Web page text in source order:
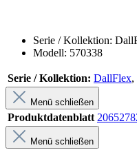
Serie / Kollektion:
Modell: 570338
Serie / Kollektion: DallFlex,
Menü schließen
Produktdatenblatt
Menü schließen